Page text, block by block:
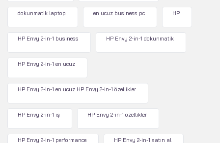
dokunmatik laptop en ucuz business pc HP
HP Envy 2-in-1 business HP Envy 2-in-1 dokunmatik
HP Envy 2-in-1 en ucuz
HP Envy 2-in-1 en ucuz HP Envy 2-in-1 özellikler
HP Envy 2-in-1 iş HP Envy 2-in-1 özellikler
HP Envy 2-in-1 performance HP Envy 2-in-1 satın al